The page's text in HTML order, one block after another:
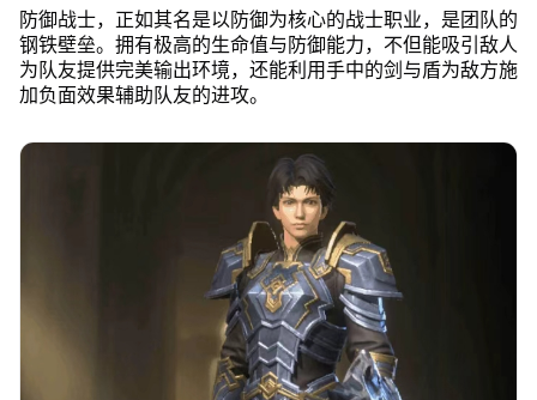
防御战士，正如其名是以防御为核心的战士职业，是团队的
钢铁壁垒。拥有极高的生命值与防御能力，不但能吸引敌人
为队友提供完美输出环境，还能利用手中的剑与盾为敌方施
加负面效果辅助队友的进攻。